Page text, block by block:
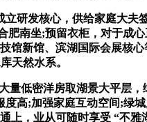
发核心，供给家庭大夫
肥南坐;预留衣柜，对于成
馆新馆、滨湖国际会展核
天然水系。
低密洋房取湖景大平层，
高;加强家庭互动空间;绿
上，业从可随时享受 “不